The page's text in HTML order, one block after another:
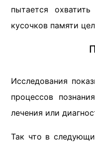
пытается
кусочков памяти
Исследования
процессов
лечения или
Так что в